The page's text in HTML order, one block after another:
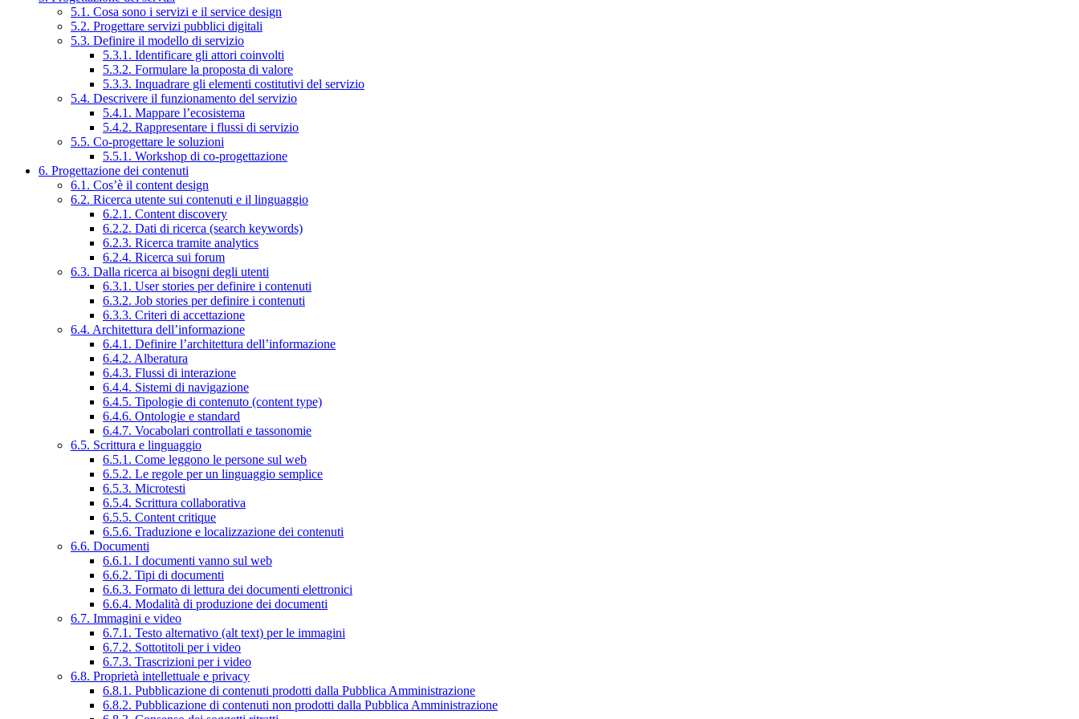
5.1. Cosa sono i servizi e il service design
5.2. Progettare servizi pubblici digitali
5.3. Definire il modello di servizio
5.3.1. Identificare gli attori coinvolti
5.3.2. Formulare la proposta di valore
5.3.3. Inquadrare gli elementi costitutivi del servizio
5.4. Descrivere il funzionamento del servizio
5.4.1. Mappare l’ecosistema
5.4.2. Rappresentare i flussi di servizio
5.5. Co-progettare le soluzioni
5.5.1. Workshop di co-progettazione
6. Progettazione dei contenuti
6.1. Cos’è il content design
6.2. Ricerca utente sui contenuti e il linguaggio
6.2.1. Content discovery
6.2.2. Dati di ricerca (search keywords)
6.2.3. Ricerca tramite analytics
6.2.4. Ricerca sui forum
6.3. Dalla ricerca ai bisogni degli utenti
6.3.1. User stories per definire i contenuti
6.3.2. Job stories per definire i contenuti
6.3.3. Criteri di accettazione
6.4. Architettura dell’informazione
6.4.1. Definire l’architettura dell’informazione
6.4.2. Alberatura
6.4.3. Flussi di interazione
6.4.4. Sistemi di navigazione
6.4.5. Tipologie di contenuto (content type)
6.4.6. Ontologie e standard
6.4.7. Vocabolari controllati e tassonomie
6.5. Scrittura e linguaggio
6.5.1. Come leggono le persone sul web
6.5.2. Le regole per un linguaggio semplice
6.5.3. Microtesti
6.5.4. Scrittura collaborativa
6.5.5. Content critique
6.5.6. Traduzione e localizzazione dei contenuti
6.6. Documenti
6.6.1. I documenti vanno sul web
6.6.2. Tipi di documenti
6.6.3. Formato di lettura dei documenti elettronici
6.6.4. Modalità di produzione dei documenti
6.7. Immagini e video
6.7.1. Testo alternativo (alt text) per le immagini
6.7.2. Sottotitoli per i video
6.7.3. Trascrizioni per i video
6.8. Proprietà intellettuale e privacy
6.8.1. Pubblicazione di contenuti prodotti dalla Pubblica Amministrazione
6.8.2. Pubblicazione di contenuti non prodotti dalla Pubblica Amministrazione